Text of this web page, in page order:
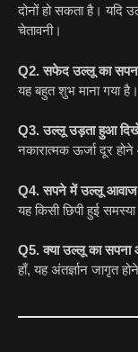
दोनों हो सकता है। यदि
चेतावनी।
Q2. सफेद उल्लू का सपना
यह बहुत शुभ माना गया
Q3. उल्लू उड़ता हुआ दिखे
नकारात्मक ऊर्जा दूर
Q4. सपने में उल्लू आवाज
यह किसी छिपी हुई
Q5. क्या उल्लू का सपना
हाँ, यह अंतर्ज्ञान जागृत